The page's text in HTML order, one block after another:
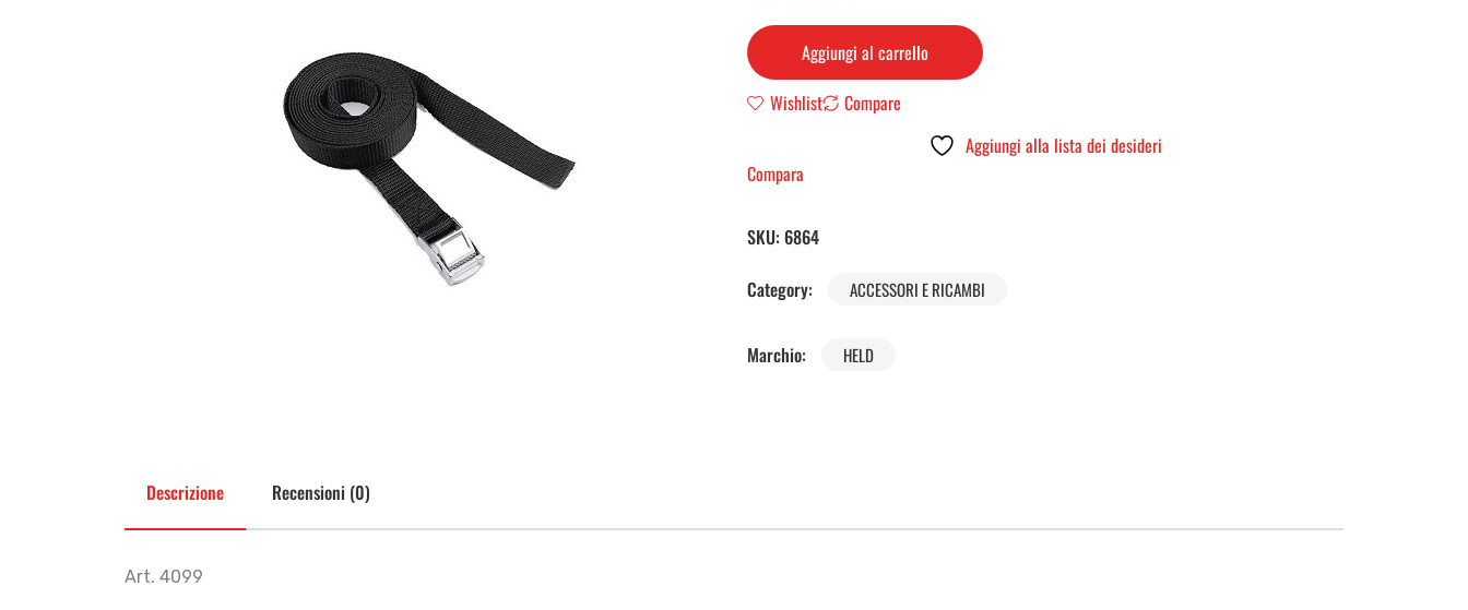
Aggiungi al carrello
Wishlist
Compare
Aggiungi alla lista dei desideri
Compara
SKU: 6864
Category:
ACCESSORI E RICAMBI
Marchio: HELD
Descrizione Recensioni (0)
Art. 4099